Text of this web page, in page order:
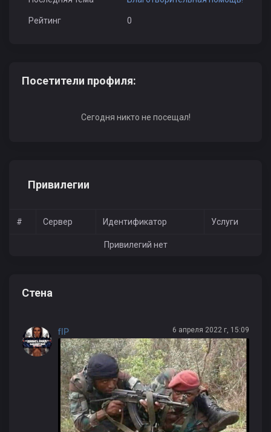
Рейтинг 0
Посетители профиля:
Сегодня никто не посещал!
Привилегии
# Сервер Идентификатор Услуги
Привилегий нет
Стена
fIP 6 апреля 2022 г, 15:09